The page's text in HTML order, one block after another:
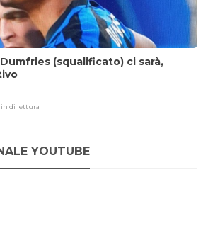
(squalificato) ci sarà,
di lettura
YOUTUBE